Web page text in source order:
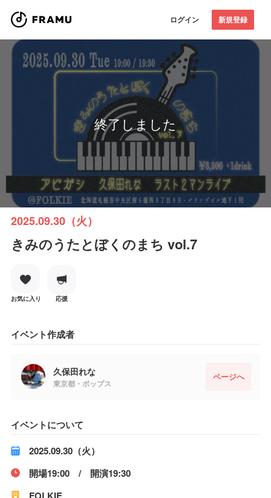
ログイン 新規登録
終了しました
2025.09.30（火）
きみのうたとぼくのまち vol.7
お気に入り 応援
イベント作成者
久保田れな
東京都・ポップス
ページへ
イベントについて
2025.09.30（火）
開場19:00 / 開演19:30
FOLKIE